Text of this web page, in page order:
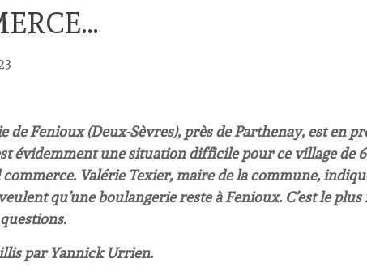
de Fenioux (Deux-Sèvres), près de Parthenay, est en
évidemment une situation difficile pour ce village de
Valérie Texier, maire de la commune,
qu’une boulangerie reste à Fenioux. C’est le
par Yannick Urrien.